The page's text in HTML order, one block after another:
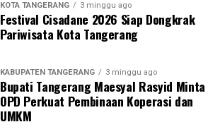
KOTA TANGERANG 3 minggu ago
Festival Cisadane 2026 Siap Dongkrak
Pariwisata Kota Tangerang
KABUPATEN TANGERANG 3 minggu ago
Bupati Tangerang Maesyal Rasyid Minta
OPD Perkuat Pembinaan Koperasi dan
UMKM